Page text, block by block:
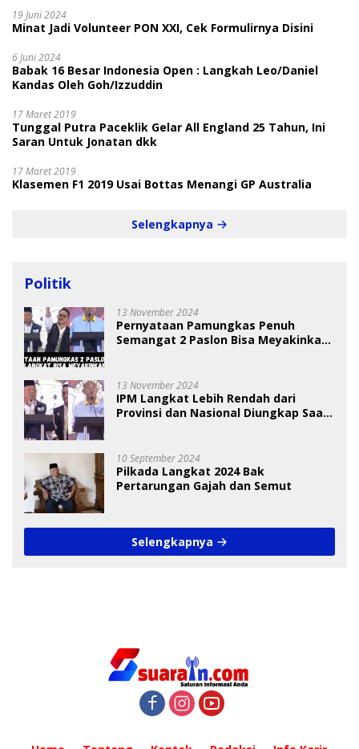
19 Juni 2024
Minat Jadi Volunteer PON XXI, Cek Formulirnya Disini
6 Juni 2024
Babak 16 Besar Indonesia Open : Langkah Leo/Daniel
Kandas Oleh Goh/Izzuddin
17 Maret 2019
Tunggal Putra Paceklik Gelar All England 25 Tahun, Ini
Saran Untuk Jonatan dkk
17 Maret 2019
Klasemen F1 2019 Usai Bottas Menangi GP Australia
Selengkapnya
Politik
13 November 2024
Pernyataan Pamungkas Penuh
Semangat 2 Paslon Bisa Meyakinkan
13 November 2024
IPM Langkat Lebih Rendah dari
Provinsi dan Nasional Diungkap Saat
10 September 2024
Pilkada Langkat 2024 Bak
Pertarungan Gajah dan Semut
Selengkapnya